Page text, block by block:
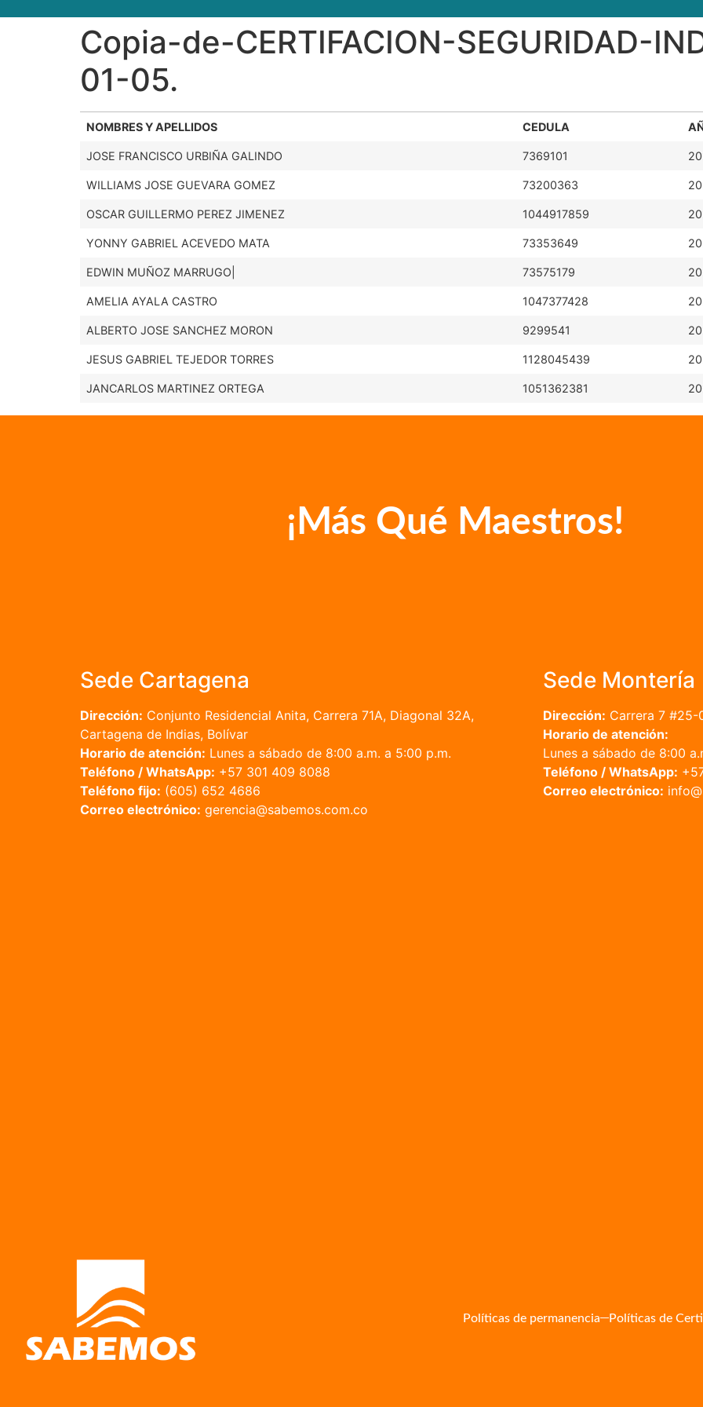
Copia-de-CERTIFACION-SEGURIDAD-
01-05.
NOMBRES Y APELLIDOS CEDULA
JOSE FRANCISCO URBIÑA GALINDO 7369101
WILLIAMS JOSE GUEVARA GOMEZ 73200363
OSCAR GUILLERMO PEREZ JIMENEZ 1044917859
YONNY GABRIEL ACEVEDO MATA 73353649
EDWIN MUÑOZ MARRUGO| 73575179
AMELIA AYALA CASTRO 1047377428
ALBERTO JOSE SANCHEZ MORON 9299541
JESUS GABRIEL TEJEDOR TORRES 1128045439
JANCARLOS MARTINEZ ORTEGA 1051362381
¡Más Qué Maestros!
Sede Cartagena
Dirección: Conjunto Residencial Anita, Carrera 71A, Diagonal 32A,
Cartagena de Indias, Bolívar
Horario de atención: Lunes a sábado de 8:00 a.m. a 5:00 p.m.
Teléfono / WhatsApp: +57 301 409 8088
Teléfono fijo: (605) 652 4686
Correo electrónico: gerencia@sabemos.com.co
Sede Montería
Dirección: Carrera 7 #25-
Horario de atención:
Lunes a sábado de 8:00
Teléfono / WhatsApp:
Correo electrónico:
Políticas de permanencia Políticas de